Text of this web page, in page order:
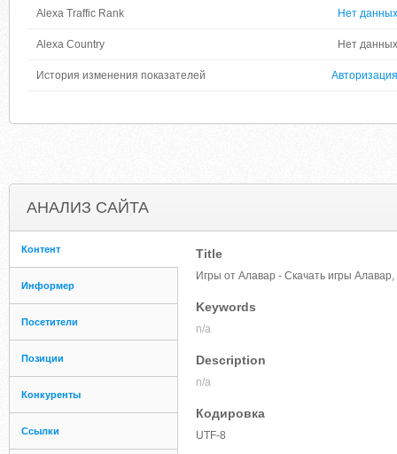
Alexa Traffic Rank Нет данных
Alexa Country Нет данных
История изменения показателей Авторизация
АНАЛИЗ САЙТА
Контент
Информер
Посетители
Позиции
Конкуренты
Ссылки
Title
Игры от Алавар - Скачать игры Алавар,
Keywords
n/a
Description
n/a
Кодировка
UTF-8